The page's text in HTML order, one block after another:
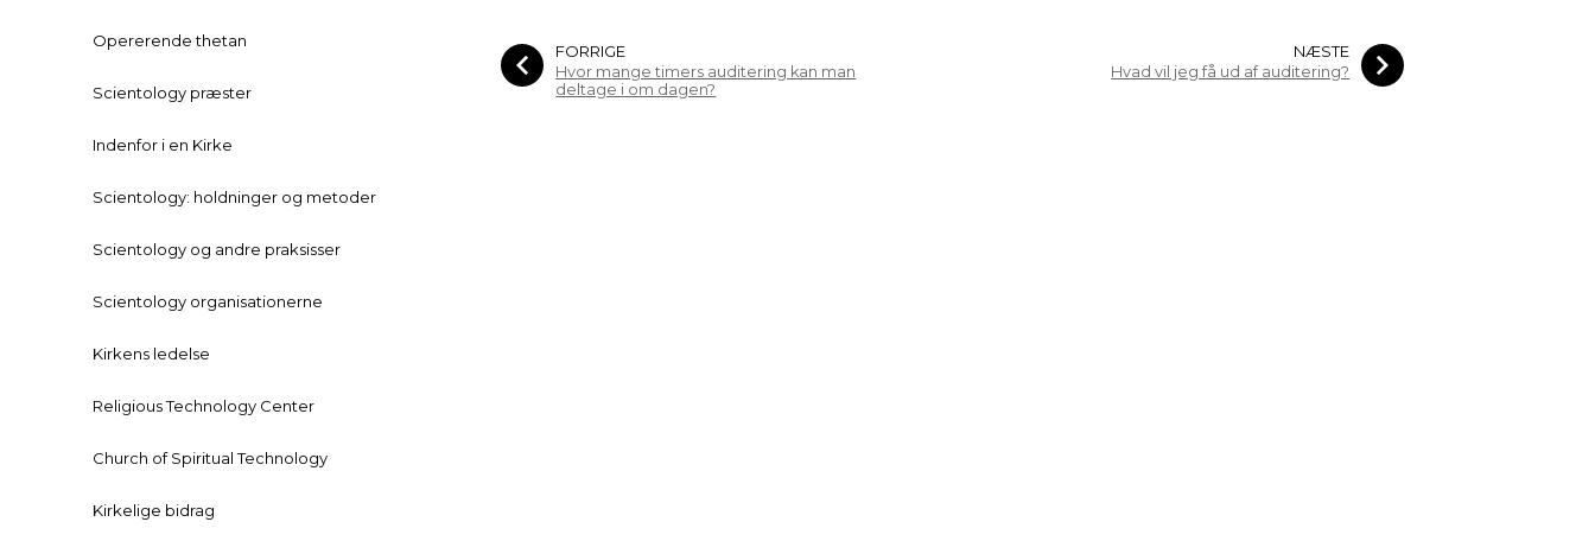
FORRIGE
Hvor mange timers auditering kan man
deltage i om dagen?
NÆSTE
Hvad vil jeg få ud af auditering?
Opererende thetan
Scientology præster
Indenfor i en Kirke
Scientology: holdninger og metoder
Scientology og andre praksisser
Scientology organisationerne
Kirkens ledelse
Religious Technology Center
Church of Spiritual Technology
Kirkelige bidrag